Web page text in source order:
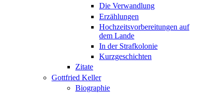
Die Verwandlung
Erzählungen
Hochzeitsvorbereitungen auf
dem Lande
In der Strafkolonie
Kurzgeschichten
Zitate
Gottfried Keller
Biographie